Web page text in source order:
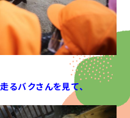
るバクさんを見て、